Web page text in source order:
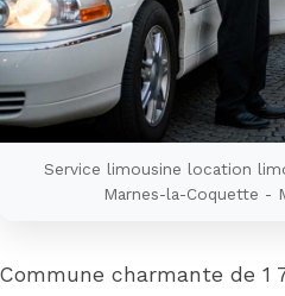
Service limousine location
Marnes-la-Coquette -
Commune charmante de 1